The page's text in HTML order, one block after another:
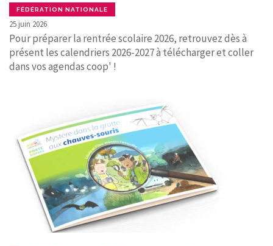
FÉDÉRATION NATIONALE
25 juin 2026
Pour préparer la rentrée scolaire 2026, retrouvez dès à
présent les calendriers 2026-2027 à télécharger et coller
dans vos agendas coop' !